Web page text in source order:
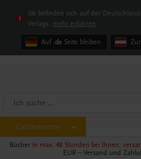
Sie befinden sich auf der
Verlags. mehr erfahren
Auf .de Seite bleiben Zur
Gastronomie
Bücher in max. 48 Stunden bei Ihnen,
EUR – Versand und